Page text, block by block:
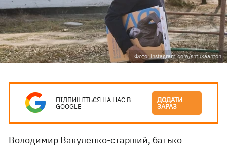
Фото: instagram.com/shtukaanton
ПІДПИШІТЬСЯ НА НАС В
GOOGLE
ДОДАТИ
ЗАРАЗ
Володимир Вакуленко-старший, батько